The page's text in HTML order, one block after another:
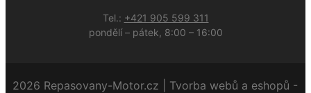
Tel.: +421 905 599 311
pondělí – pátek, 8:00 – 16:00
2026 Repasovany-Motor.cz | Tvorba webů a eshopů -